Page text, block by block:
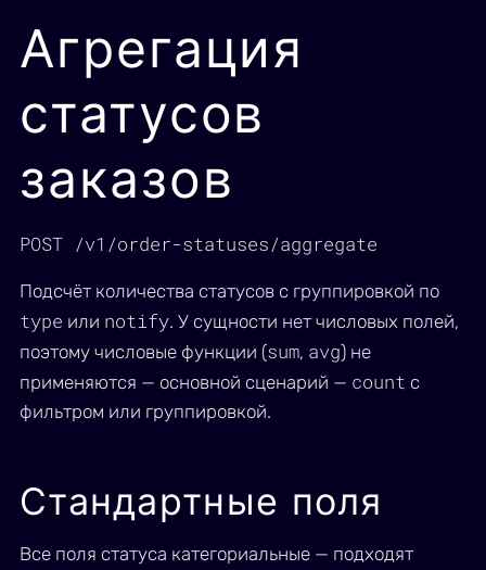
Агрегация
статусов
заказов
POST /v1/order-statuses/aggregate
Подсчёт количества статусов с группировкой по
type или notify. У сущности нет числовых полей,
поэтому числовые функции (sum, avg) не
применяются — основной сценарий — count с
фильтром или группировкой.
Стандартные поля
Все поля статуса категориальные — подходят